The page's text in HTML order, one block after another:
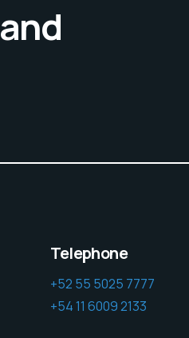
Telephone
+52 55 5025 7777
+54 11 6009 2133